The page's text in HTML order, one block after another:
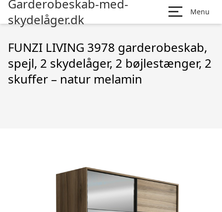
Garderobeskab-med-
skydelåger.dk
Menu
FUNZI LIVING 3978 garderobeskab,
spejl, 2 skydelåger, 2 bøjlestænger, 2
skuffer – natur melamin